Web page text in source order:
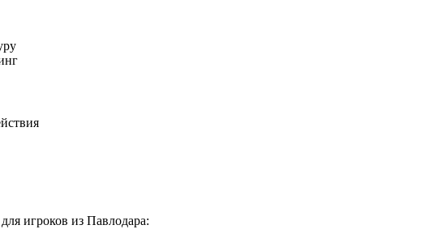
игроков из Павлодара: